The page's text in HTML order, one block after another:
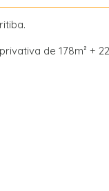
de 178m² +